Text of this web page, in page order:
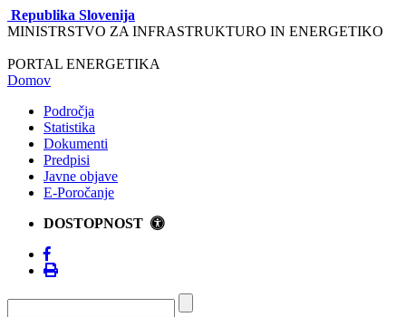
Republika Slovenija
MINISTRSTVO ZA INFRASTRUKTURO IN ENERGETIKO
PORTAL ENERGETIKA
Domov
Področja
Statistika
Dokumenti
Predpisi
Javne objave
E-Poročanje
DOSTOPNOST